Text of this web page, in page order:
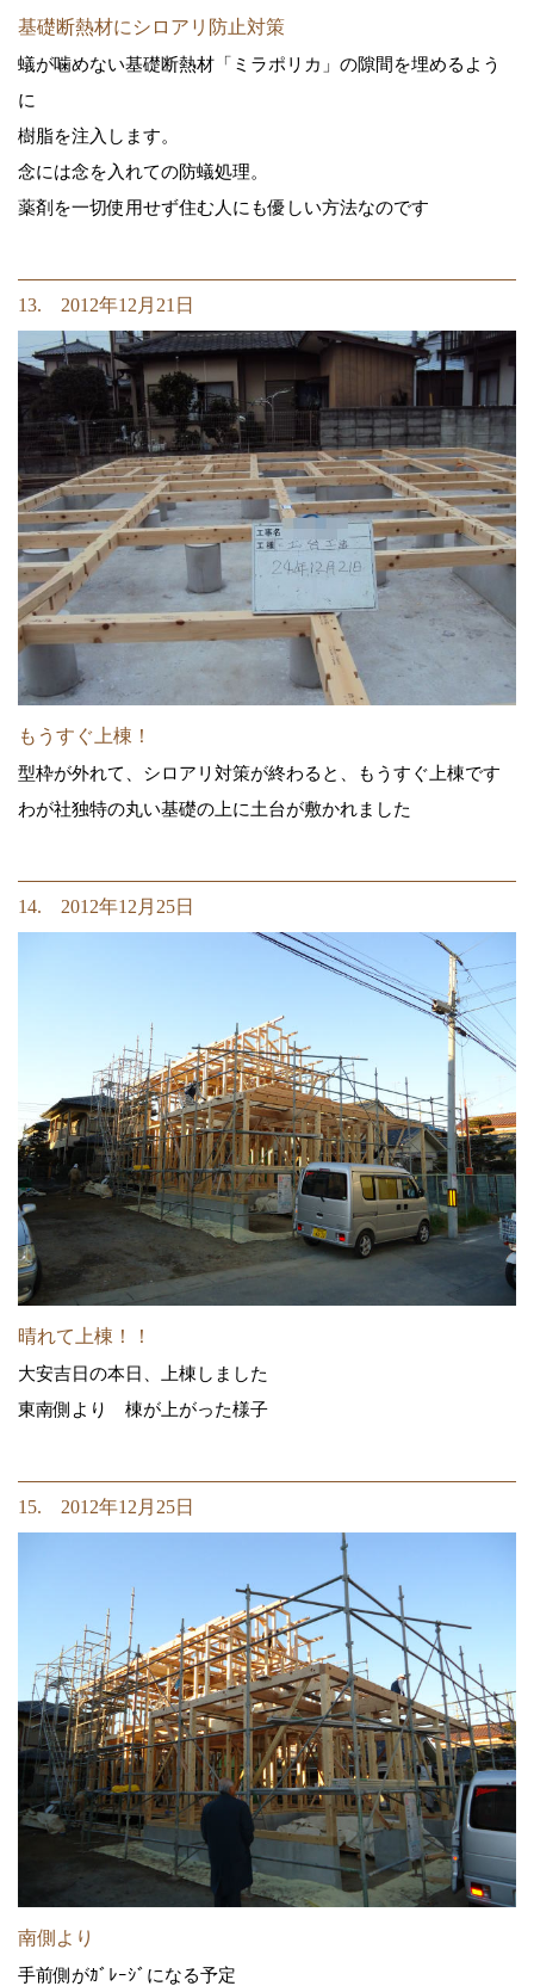
基礎断熱材にシロアリ防止対策
蟻が噛めない基礎断熱材「ミラポリカ」の隙間を埋めるよう
に
樹脂を注入します。
念には念を入れての防蟻処理。
薬剤を一切使用せず住む人にも優しい方法なのです
13. 2012年12月21日
もうすぐ上棟！
型枠が外れて、シロアリ対策が終わると、もうすぐ上棟です
わが社独特の丸い基礎の上に土台が敷かれました
14. 2012年12月25日
晴れて上棟！！
大安吉日の本日、上棟しました
東南側より 棟が上がった様子
15. 2012年12月25日
南側より
手前側がｶﾞﾚｰｼﾞになる予定